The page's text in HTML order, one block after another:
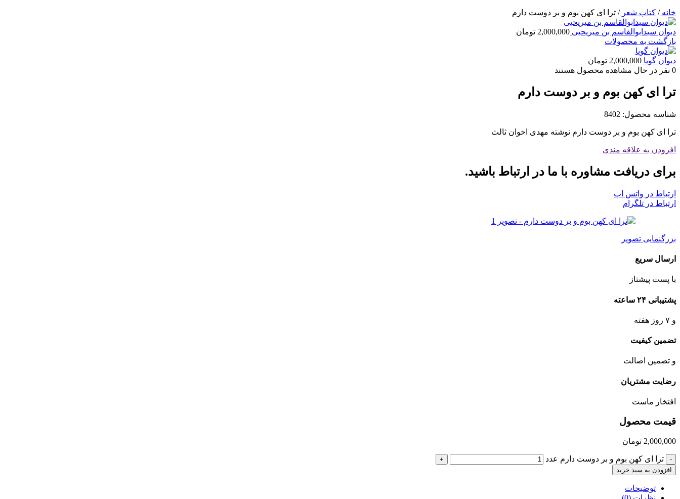
خانه/ کتاب شعر/ ترا ای کهن بوم و بر دوست دارم
دیوان سیدابوالقاسم بن میریحیی 2,000,000 تومان
بازگشت به محصولات
دیوان گویا 2,000,000 تومان
0 نفر در حال مشاهده محصول هستند
ترا ای کهن بوم و بر دوست دارم
شناسه محصول: 8402
ترا ای کهن بوم و بر دوست دارم نوشته مهدی اخوان ثالث
افزودن به علاقه مندی
برای دریافت مشاوره با ما در ارتباط باشید.
ارتباط در واتس اپ
ارتباط در تلگرام
بزرگنمایی تصویر
ارسال سریع
با پست پیشتاز
پشتیبانی ۲۴ ساعته
و ۷ روز هفته
تضمین کیفیت
و تضمین اصالت
رضایت مشتریان
افتخار ماست
قیمت محصول
2,000,000 تومان
- ترا ای کهن بوم و بر دوست دارم عدد
+
افزودن به سبد خرید
توضیحات